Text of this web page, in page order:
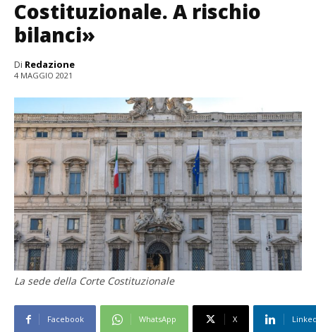
Costituzionale. A rischio
bilanci»
Di Redazione
4 MAGGIO 2021
La sede della Corte Costituzionale
Facebook WhatsApp X